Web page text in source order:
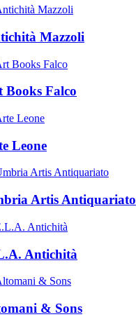
Mazzoli
Books Falco
Leone
Artis Antiquariato
Antichità
& Sons